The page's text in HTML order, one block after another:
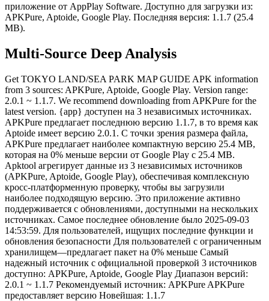
приложение от AppPlay Software. Доступно для загрузки из:
APKPure, Aptoide, Google Play. Последняя версия: 1.1.7 (25.4
MB).
Multi-Source Deep Analysis
Get TOKYO LAND/SEA PARK MAP GUIDE APK information
from 3 sources: APKPure, Aptoide, Google Play. Version range:
2.0.1 ~ 1.1.7. We recommend downloading from APKPure for the
latest version. {app} доступен на 3 независимых источниках.
APKPure предлагает последнюю версию 1.1.7, в то время как
Aptoide имеет версию 2.0.1. С точки зрения размера файла,
APKPure предлагает наиболее компактную версию 25.4 MB,
которая на 0% меньше версии от Google Play с 25.4 MB.
Apktool агрегирует данные из 3 независимых источников
(APKPure, Aptoide, Google Play), обеспечивая комплексную
кросс-платформенную проверку, чтобы вы загрузили
наиболее подходящую версию. Это приложение активно
поддерживается с обновлениями, доступными на нескольких
источниках. Самое последнее обновление было 2025-09-03
14:53:59. Для пользователей, ищущих последние функции и
обновления безопасности Для пользователей с ограниченным
хранилищем—предлагает пакет на 0% меньше Самый
надежный источник с официальной проверкой 3 источников
доступно: APKPure, Aptoide, Google Play Диапазон версий:
2.0.1 ~ 1.1.7 Рекомендуемый источник: APKPure APKPure
предоставляет версию Новейшая: 1.1.7